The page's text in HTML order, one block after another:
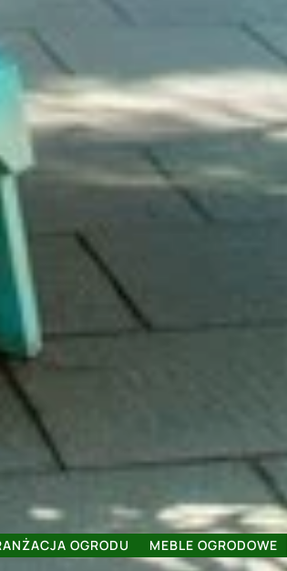
OGRODU MEBLE OGRODOWE